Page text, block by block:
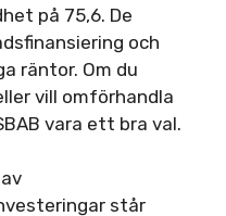
på 75,6. De
och
räntor. Om du
vill omförhandla
vara ett bra val.
står